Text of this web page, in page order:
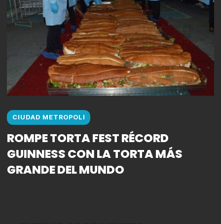
CIUDAD METROPOLI
ROMPE TORTA FEST RÉCORD
GUINNESS CON LA TORTA MÁS
GRANDE DEL MUNDO